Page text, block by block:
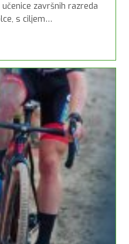
završnih razreda
s ciljem…